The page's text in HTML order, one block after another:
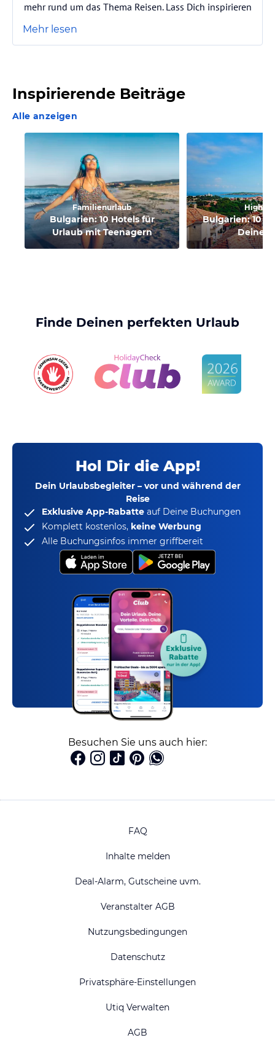
mehr rund um das Thema Reisen. Lass Dich inspirieren
Mehr lesen
Inspirierende Beiträge
Alle anzeigen
Familienurlaub
Bulgarien: 10 Hotels für
Urlaub mit Teenagern
Bulgarien: 10
Deine
Finde Deinen perfekten Urlaub
Hol Dir die App!
Dein Urlaubsbegleiter – vor und während der
Reise
Exklusive App-Rabatte auf Deine Buchungen
Komplett kostenlos, keine Werbung
Alle Buchungsinfos immer griffbereit
Besuchen Sie uns auch hier:
FAQ
Inhalte melden
Deal-Alarm, Gutscheine uvm.
Veranstalter AGB
Nutzungsbedingungen
Datenschutz
Privatsphäre-Einstellungen
Utiq Verwalten
AGB